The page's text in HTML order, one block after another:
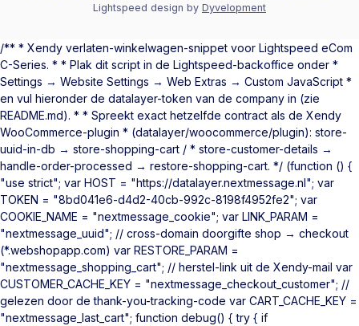
Lightspeed design by Dyvelopment
/** * Xendy verlaten-winkelwagen-snippet voor Lightspeed eCom
C-Series. * * Plak dit script in de Lightspeed-backoffice onder *
Settings → Website Settings → Web Extras → Custom JavaScript *
en vul hieronder de datalayer-token van de company in (zie
README.md). * * Spreekt exact hetzelfde contract als de Xendy
WooCommerce-plugin * (datalayer/woocommerce/plugin): store-
uuid-in-db → store-shopping-cart / * store-customer-details →
handle-order-processed → restore-shopping-cart. */ (function () {
"use strict"; var HOST = "https://datalayer.nextmessage.nl"; var
TOKEN = "8bd041e6-d4d2-40cb-992c-8198f4952fe2"; var
COOKIE_NAME = "nextmessage_cookie"; var LINK_PARAM =
"nextmessage_uuid"; // cross-domain doorgifte shop → checkout
(*.webshopapp.com) var RESTORE_PARAM =
"nextmessage_shopping_cart"; // herstel-link uit de Xendy-mail var
CUSTOMER_CACHE_KEY = "nextmessage_checkout_customer"; //
gelezen door de thank-you-tracking-code var CART_CACHE_KEY =
"nextmessage_last_cart"; function debug() { try { if